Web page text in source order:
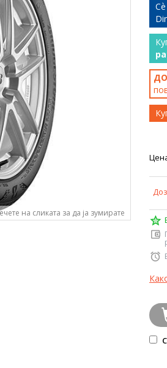
на сликата за да ја зумирате